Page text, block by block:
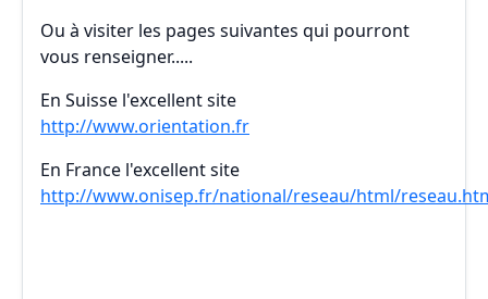
Ou à visiter les pages suivantes qui pourront
vous renseigner.....
En Suisse l'excellent site
http://www.orientation.fr
En France l'excellent site
http://www.onisep.fr/national/reseau/html/